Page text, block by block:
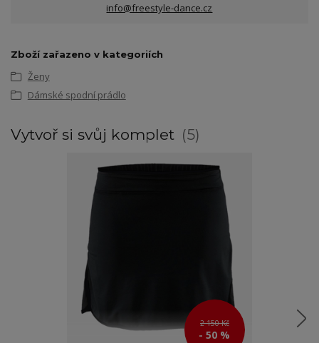
info@freestyle-dance.cz
Zboží zařazeno v kategoriích
Ženy
Dámské spodní prádlo
Vytvoř si svůj komplet 5
2 150 Kč
- 50 %